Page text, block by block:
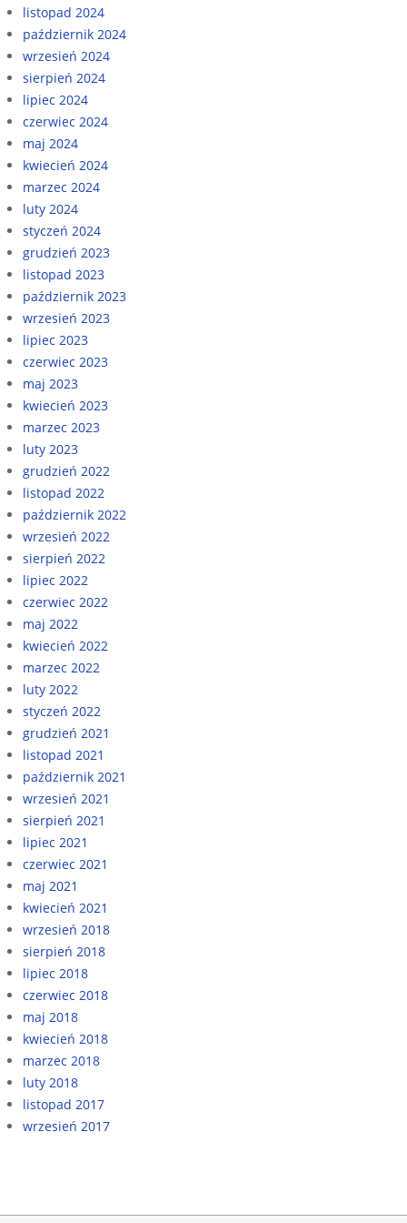
listopad 2024
październik 2024
wrzesień 2024
sierpień 2024
lipiec 2024
czerwiec 2024
maj 2024
kwiecień 2024
marzec 2024
luty 2024
styczeń 2024
grudzień 2023
listopad 2023
październik 2023
wrzesień 2023
lipiec 2023
czerwiec 2023
maj 2023
kwiecień 2023
marzec 2023
luty 2023
grudzień 2022
listopad 2022
październik 2022
wrzesień 2022
sierpień 2022
lipiec 2022
czerwiec 2022
maj 2022
kwiecień 2022
marzec 2022
luty 2022
styczeń 2022
grudzień 2021
listopad 2021
październik 2021
wrzesień 2021
sierpień 2021
lipiec 2021
czerwiec 2021
maj 2021
kwiecień 2021
wrzesień 2018
sierpień 2018
lipiec 2018
czerwiec 2018
maj 2018
kwiecień 2018
marzec 2018
luty 2018
listopad 2017
wrzesień 2017